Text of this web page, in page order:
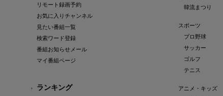
リモート録画予約
お気に入りチャンネル
見たい番組一覧
検索ワード登録
番組お知らせメール
マイ番組ページ
ランキング
韓流まつり
スポーツ
プロ野球
サッカー
ゴルフ
テニス
アニメ・キッズ